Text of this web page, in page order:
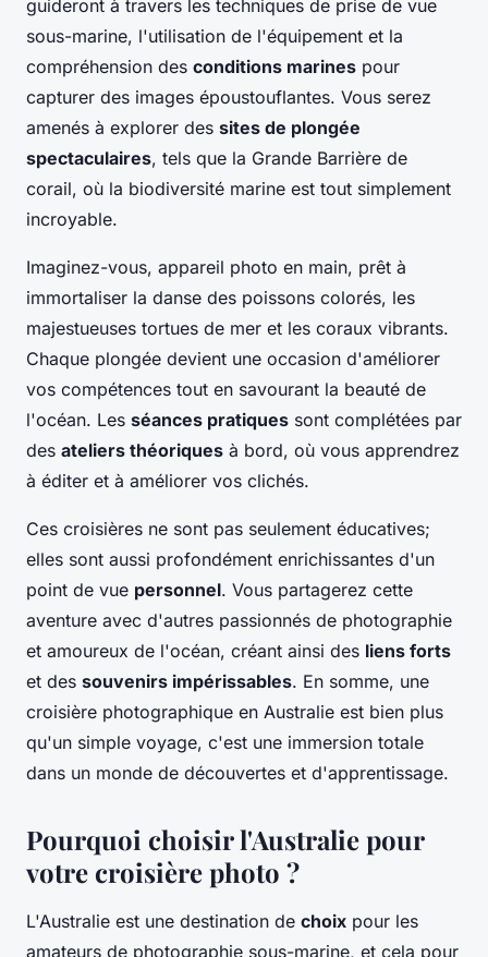
guideront à travers les techniques de prise de vue
sous-marine, l'utilisation de l'équipement et la
compréhension des conditions marines pour
capturer des images époustouflantes. Vous serez
amenés à explorer des sites de plongée
spectaculaires, tels que la Grande Barrière de
corail, où la biodiversité marine est tout simplement
incroyable.
Imaginez-vous, appareil photo en main, prêt à
immortaliser la danse des poissons colorés, les
majestueuses tortues de mer et les coraux vibrants.
Chaque plongée devient une occasion d'améliorer
vos compétences tout en savourant la beauté de
l'océan. Les séances pratiques sont complétées par
des ateliers théoriques à bord, où vous apprendrez
à éditer et à améliorer vos clichés.
Ces croisières ne sont pas seulement éducatives;
elles sont aussi profondément enrichissantes d'un
point de vue personnel. Vous partagerez cette
aventure avec d'autres passionnés de photographie
et amoureux de l'océan, créant ainsi des liens forts
et des souvenirs impérissables. En somme, une
croisière photographique en Australie est bien plus
qu'un simple voyage, c'est une immersion totale
dans un monde de découvertes et d'apprentissage.
Pourquoi choisir l'Australie pour
votre croisière photo ?
L'Australie est une destination de choix pour les
amateurs de photographie sous-marine, et cela pour